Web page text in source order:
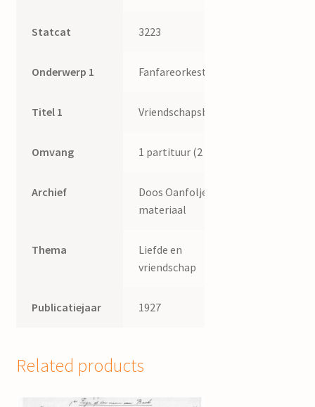
Statcat 3223
Onderwerp 1 Fanfareorkest
Titel 1 Vriendschapsbanden
Omvang 1 partituur (2 p.)
Archief
Doos Oanfoljend
materiaal
Thema
Liefde en
vriendschap
Publicatiejaar 1927
Related products